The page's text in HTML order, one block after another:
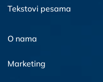
Tekstovi pesama
O nama
Marketing